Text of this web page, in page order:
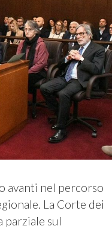
avanti nel percorso
La Corte dei
parziale sul